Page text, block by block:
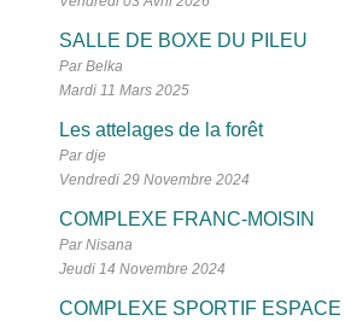
SALLE DE BOXE DU PILEU
Par Belka
Mardi 11 Mars 2025
Les attelages de la forêt
Par dje
Vendredi 29 Novembre 2024
COMPLEXE FRANC-MOISIN
Par Nisana
Jeudi 14 Novembre 2024
COMPLEXE SPORTIF